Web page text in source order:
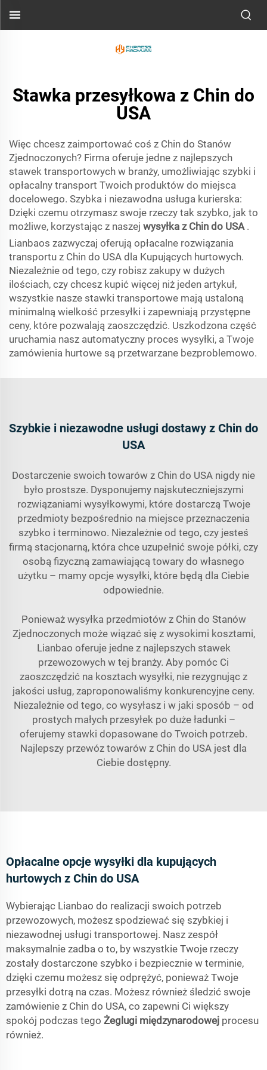
Stawka przesyłkowa z Chin do
USA
Więc chcesz zaimportować coś z Chin do Stanów
Zjednoczonych? Firma oferuje jedne z najlepszych
stawek transportowych w branży, umożliwiając szybki i
opłacalny transport Twoich produktów do miejsca
docelowego. Szybka i niezawodna usługa kurierska:
Dzięki czemu otrzymasz swoje rzeczy tak szybko, jak to
możliwe, korzystając z naszej wysyłka z Chin do USA .
Lianbaos zazwyczaj oferują opłacalne rozwiązania
transportu z Chin do USA dla Kupujących hurtowych.
Niezależnie od tego, czy robisz zakupy w dużych
ilościach, czy chcesz kupić więcej niż jeden artykuł,
wszystkie nasze stawki transportowe mają ustaloną
minimalną wielkość przesyłki i zapewniają przystępne
ceny, które pozwalają zaoszczędzić. Uszkodzona część
uruchamia nasz automatyczny proces wysyłki, a Twoje
zamówienia hurtowe są przetwarzane bezproblemowo.
Szybkie i niezawodne usługi dostawy z Chin do
USA
Dostarczenie swoich towarów z Chin do USA nigdy nie
było prostsze. Dysponujemy najskuteczniejszymi
rozwiązaniami wysyłkowymi, które dostarczą Twoje
przedmioty bezpośrednio na miejsce przeznaczenia
szybko i terminowo. Niezależnie od tego, czy jesteś
firmą stacjonarną, która chce uzupełnić swoje półki, czy
osobą fizyczną zamawiającą towary do własnego
użytku – mamy opcje wysyłki, które będą dla Ciebie
odpowiednie.
Ponieważ wysyłka przedmiotów z Chin do Stanów
Zjednoczonych może wiązać się z wysokimi kosztami,
Lianbao oferuje jedne z najlepszych stawek
przewozowych w tej branży. Aby pomóc Ci
zaoszczędzić na kosztach wysyłki, nie rezygnując z
jakości usług, zaproponowaliśmy konkurencyjne ceny.
Niezależnie od tego, co wysyłasz i w jaki sposób – od
prostych małych przesyłek po duże ładunki –
oferujemy stawki dopasowane do Twoich potrzeb.
Najlepszy przewóz towarów z Chin do USA jest dla
Ciebie dostępny.
Opłacalne opcje wysyłki dla kupujących
hurtowych z Chin do USA
Wybierając Lianbao do realizacji swoich potrzeb
przewozowych, możesz spodziewać się szybkiej i
niezawodnej usługi transportowej. Nasz zespół
maksymalnie zadba o to, by wszystkie Twoje rzeczy
zostały dostarczone szybko i bezpiecznie w terminie,
dzięki czemu możesz się odprężyć, ponieważ Twoje
przesyłki dotrą na czas. Możesz również śledzić swoje
zamówienie z Chin do USA, co zapewni Ci większy
spokój podczas tego Żeglugi międzynarodowej procesu
również.